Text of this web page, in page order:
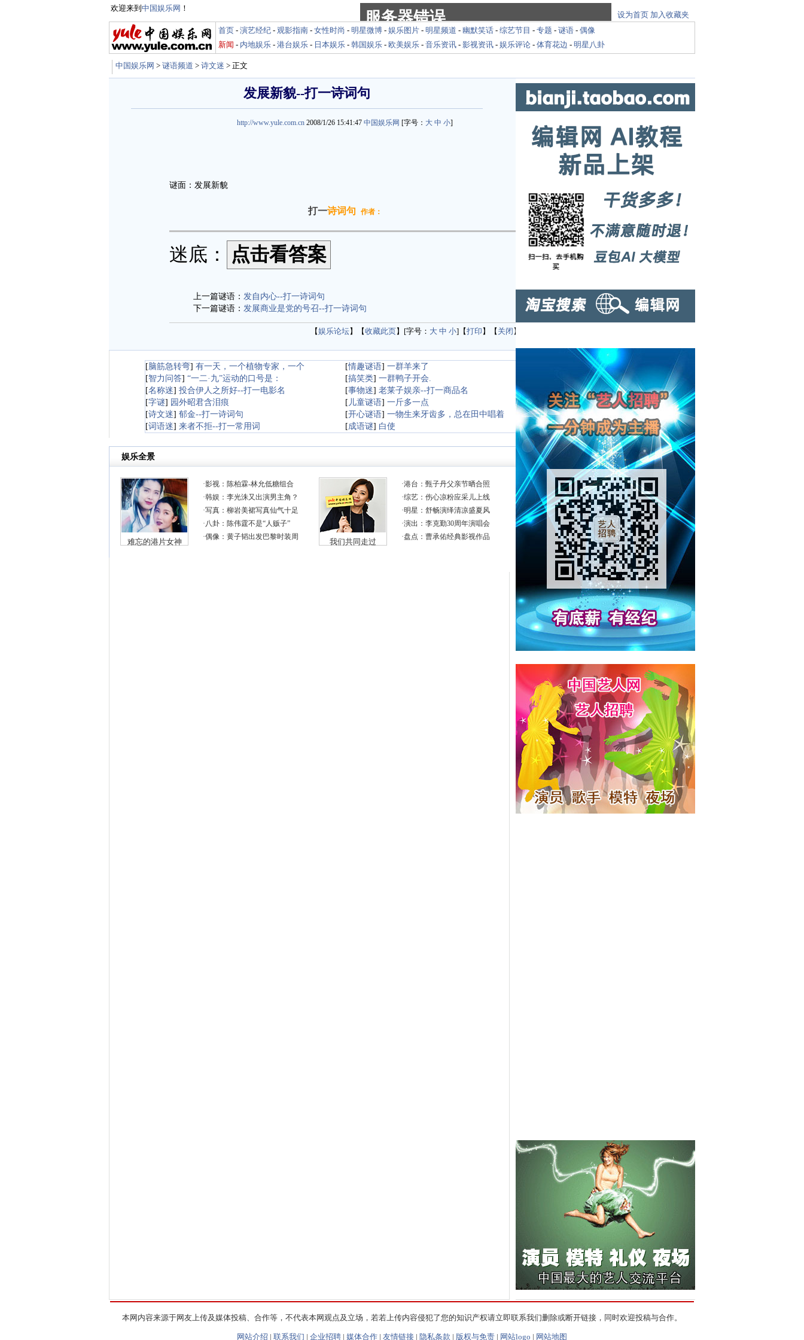
欢迎来到 中国娱乐网 ！
设为首页 加入收藏夹
首页 - 演艺经纪 - 观影指南 - 女性时尚 - 明星微博 - 娱乐图片 - 明星频道 - 幽默笑话 - 综艺节目 - 专题 - 谜语 - 偶像
新闻 - 内地娱乐 - 港台娱乐 - 日本娱乐 - 韩国娱乐 - 欧美娱乐 - 音乐资讯 - 影视资讯 - 娱乐评论 - 体育花边 - 明星八卦
中国娱乐网 > 谜语频道 > 诗文迷 > 正文
发展新貌--打一诗词句
http://www.yule.com.cn 2008/1/26 15:41:47 中国娱乐网 [字号： 大 中 小]
谜面：发展新貌
打一诗词句 作者：
迷底：
上一篇谜语： 发自内心--打一诗词句
下一篇谜语： 发展商业是党的号召--打一诗词句
【娱乐论坛】【收藏此页】[字号： 大 中 小]【打印 】【 关闭 】
[脑筋急转弯] 有一天，一个植物专家，一个 [情趣谜语] 一群羊来了
[智力问答] “一二·九”运动的口号是： [搞笑类] 一群鸭子开会.
[名称迷] 投合伊人之所好--打一电影名 [事物迷] 老莱子娱亲--打一商品名
[字谜] 园外昭君含泪痕 [ 儿童谜语] 一斤多一点
[诗文迷] 郁金--打一诗词句 [开心谜语] 一物生来牙齿多，总在田中唱着
[词语迷] 来者不拒--打一常用词 [成语谜] 白使
本网内容来源于网友上传及媒体投稿、合作等，不代表本网观点及立场，若若上传内容侵犯了您的知识产权请立即联系我们删除或断开链接，同时欢迎投稿与合作。
网站介绍 | 联系我们 | 企业招聘 | 媒体合作 | 友情链接 | 隐私条款 | 版权与免责 | 网站logo | 网站地图